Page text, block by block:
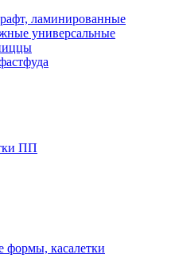
ламинированные
универсальные
ПП
касалетки